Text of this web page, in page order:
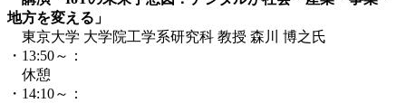
地方を変える」
東京大学 大学院工学系研究科 教授 森川 博之氏
・13:50～：
休憩
・14:10～：